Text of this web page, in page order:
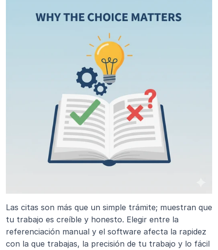
Las citas son más que un simple trámite; muestran que
tu trabajo es creíble y honesto. Elegir entre la
referenciación manual y el software afecta la rapidez
con la que trabajas, la precisión de tu trabajo y lo fácil